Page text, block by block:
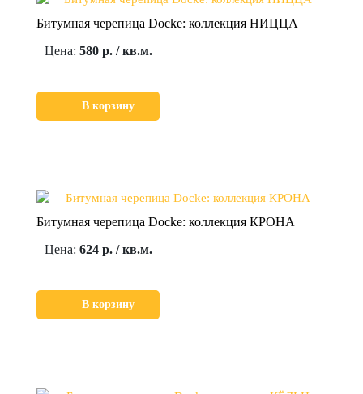
Битумная черепица Docke: коллекция НИЦЦА
Цена: 580 р. / кв.м.
В корзину
Битумная черепица Docke: коллекция КРОНА
Цена: 624 р. / кв.м.
В корзину